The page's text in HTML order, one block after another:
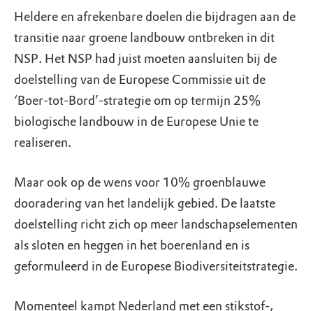
Heldere en afrekenbare doelen die bijdragen aan de
transitie naar groene landbouw ontbreken in dit
NSP. Het NSP had juist moeten aansluiten bij de
doelstelling van de Europese Commissie uit de
‘Boer-tot-Bord’-strategie om op termijn 25%
biologische landbouw in de Europese Unie te
realiseren.
Maar ook op de wens voor 10% groenblauwe
dooradering van het landelijk gebied. De laatste
doelstelling richt zich op meer landschapselementen
als sloten en heggen in het boerenland en is
geformuleerd in de Europese Biodiversiteitstrategie.
Momenteel kampt Nederland met een stikstof-,